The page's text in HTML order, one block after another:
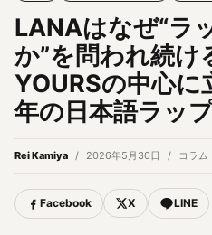
LANAはなぜ“ラ
か”を問われ続
YOURSの中心
年の日本語ラッ
Rei Kamiya 2026年5月30日 コラム
Facebook X LINE